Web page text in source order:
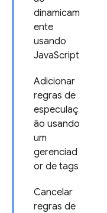
dinamicam
ente
usando
JavaScript
Adicionar
regras de
especulaç
ão usando
um
gerenciad
or de tags
Cancelar
regras de